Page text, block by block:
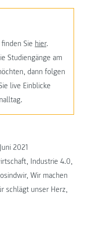
Sie hier.
Studiengänge am
dann folgen
live Einblicke
2021
, Industrie 4.0,
, Wir machen
schlägt unser Herz,